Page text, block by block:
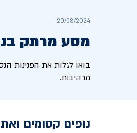
20/08/2024
מסע מרתק
בואו לגלות את הפנינות
מרהיבות.
נופים קסומים